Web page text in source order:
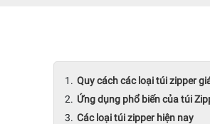
Quy cách các loại túi zipper
Ứng dụng phổ biến của túi
Các loại túi zipper hiện nay